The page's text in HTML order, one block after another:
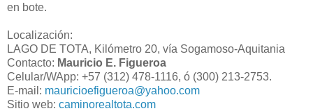
en bote.
Localización:
LAGO DE TOTA, Kilómetro 20, vía Sogamoso-Aquitania
Contacto: Mauricio E. Figueroa
Celular/WApp: +57 (312) 478-1116, ó (300) 213-2753.
E-mail: mauricioefigueroa@yahoo.com
Sitio web: caminorealtota.com